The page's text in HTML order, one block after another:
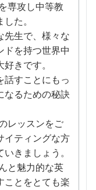
専攻し中等教
た。
先生で、様々な
ドを持つ世界中
きです。
話すことにもっ
なるための秘訣
レッスンをご
イティングな方
きましょう。
と魅力的な英
ことをとても楽